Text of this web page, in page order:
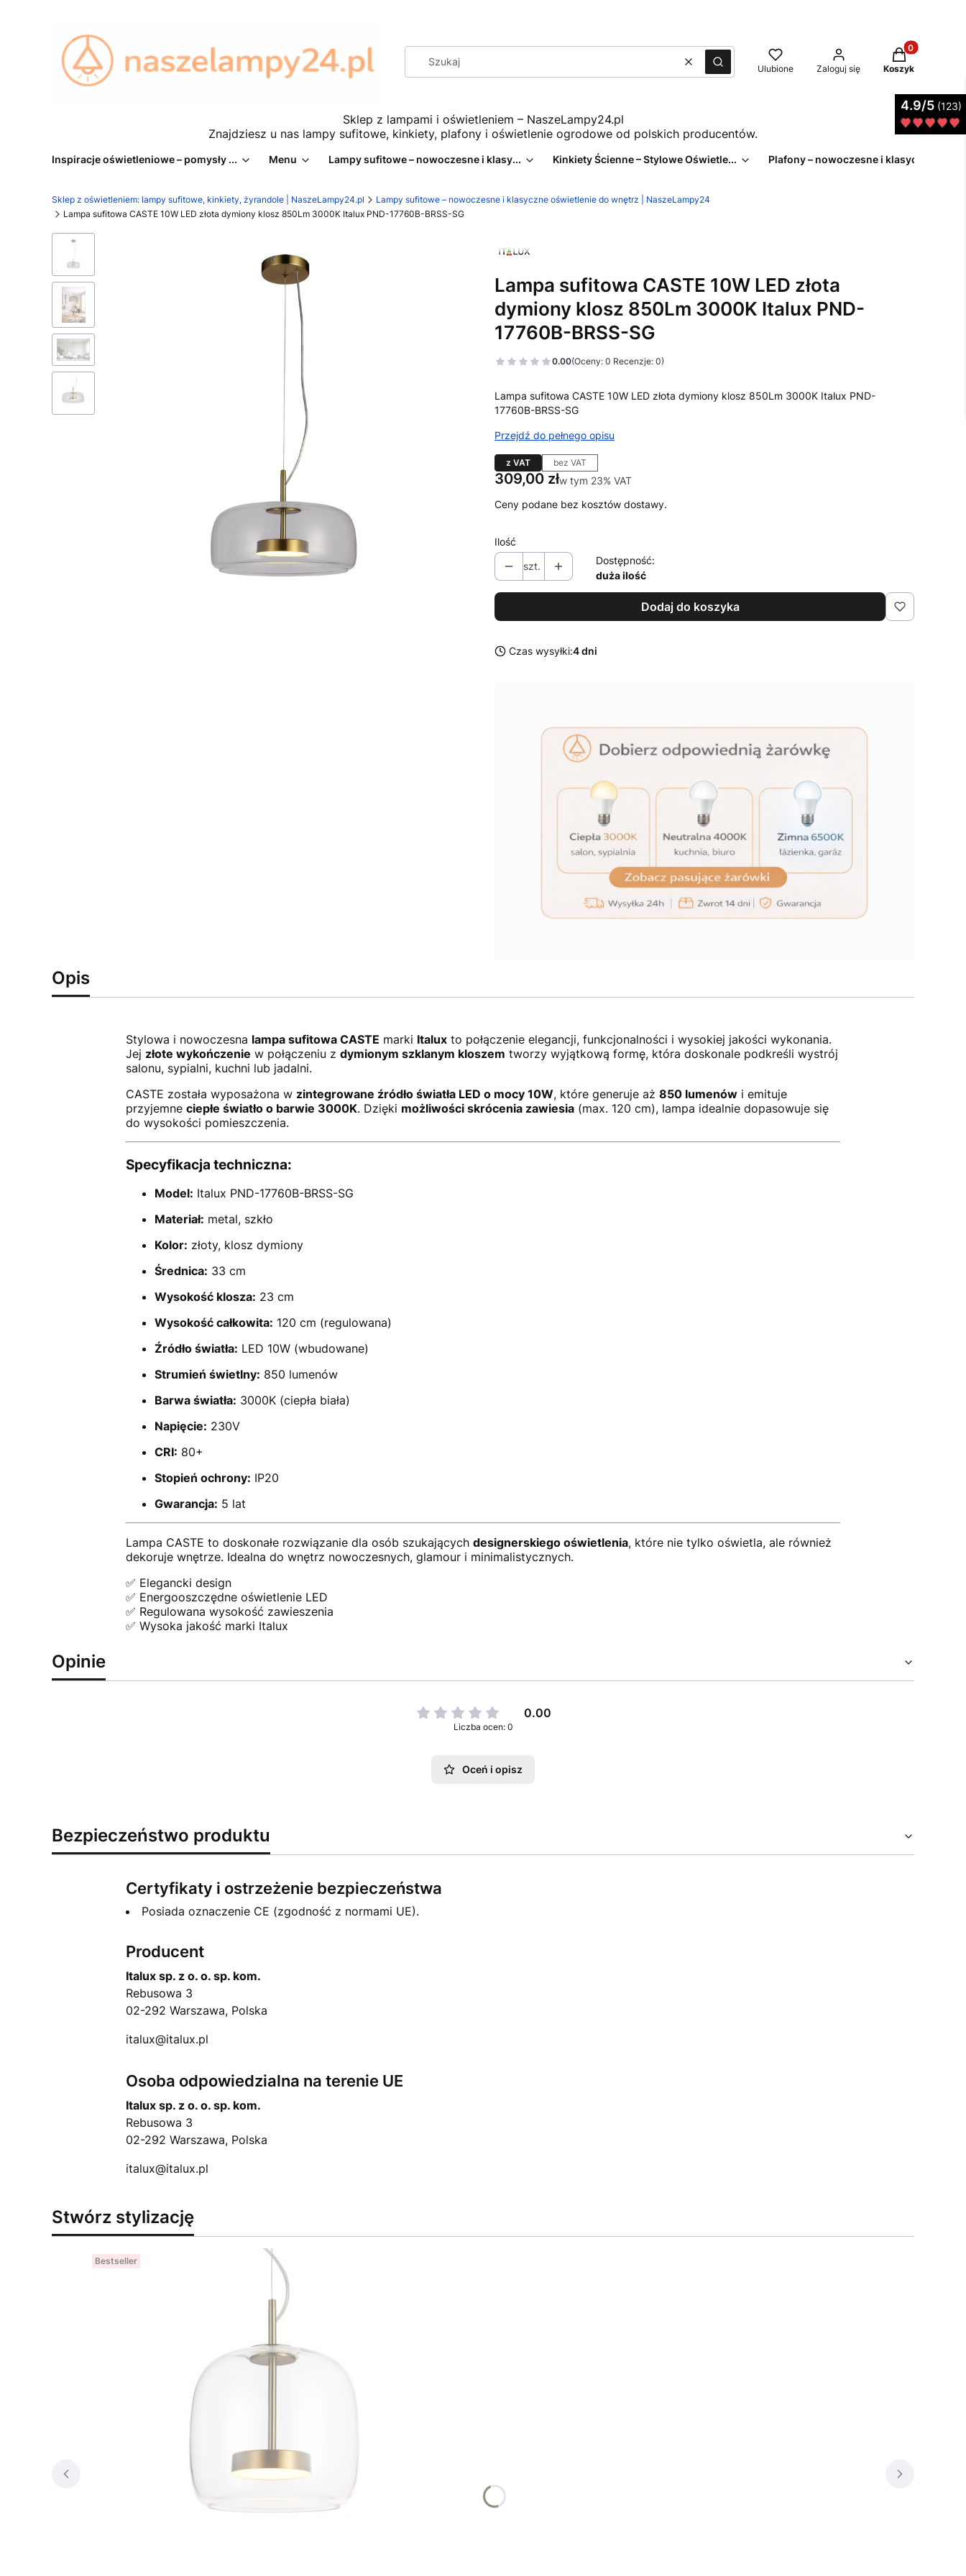
WyczyśćSzukaj Ulubione Zaloguj się
Produkty w
Koszyk
Sklep z lampami i oświetleniem – NaszeLampy24.pl
Znajdziesz u nas lampy sufitowe, kinkiety, plafony i oświetlenie ogrodowe od polskich producentów.
Inspiracje oświetleniowe – pomysły ... Menu Lampy sufitowe – nowoczesne i klasy... Kinkiety Ścienne – Stylowe Oświetle... Plafony – nowoczesne i klasyczne pl...
Sklep z oświetleniem: lampy sufitowe, kinkiety, żyrandole | NaszeLampy24.pl
Lampy sufitowe – nowoczesne i klasyczne oświetlenie do wnętrz | NaszeLampy24
Lampa sufitowa CASTE 10W LED złota dymiony klosz 850Lm 3000K Italux PND-17760B-BRSS-SG
Lampa sufitowa CASTE 10W LED złota
dymiony klosz 850Lm 3000K Italux PND-
17760B-BRSS-SG
0.00(Oceny: 0 Recenzje: 0)
Lampa sufitowa CASTE 10W LED złota dymiony klosz 850Lm 3000K Italux PND-
17760B-BRSS-SG
Przejdź do pełnego opisu
z VAT bez VAT
Cena
309,00 złw tym 23% VAT
w tym 23% VAT
Ceny podane bez kosztów dostawy.
Ilość
szt.
Dostępność:
duża ilość
Dodaj do koszyka
Czas wysyłki:4 dni
Opis
Stylowa i nowoczesna lampa sufitowa CASTE marki Italuxto połączenie elegancji, funkcjonalności i wysokiej jakości wykonania.
Jej złote wykończenie w połączeniu z dymionym szklanym kloszem tworzy wyjątkową formę, która doskonale podkreśli wystrój
salonu, sypialni, kuchni lub jadalni.
CASTE została wyposażona w zintegrowane źródło światła LED o mocy 10W, które generuje aż 850 lumenówi emituje
przyjemne ciepłe światło o barwie 3000K. Dzięki możliwości skrócenia zawiesia(max. 120 cm), lampa idealnie dopasowuje się
do wysokości pomieszczenia.
Specyfikacja techniczna:
Model: Italux PND-17760B-BRSS-SG
Materiał: metal, szkło
Kolor: złoty, klosz dymiony
Średnica: 33 cm
Wysokość klosza: 23 cm
Wysokość całkowita: 120 cm (regulowana)
Źródło światła: LED 10W (wbudowane)
Strumień świetlny: 850 lumenów
Barwa światła: 3000K (ciepła biała)
Napięcie: 230V
CRI: 80+
Stopień ochrony: IP20
Gwarancja: 5 lat
Lampa CASTE to doskonałe rozwiązanie dla osób szukających designerskiego oświetlenia, które nie tylko oświetla, ale również
dekoruje wnętrze. Idealna do wnętrz nowoczesnych, glamour i minimalistycznych.
✅ Elegancki design
✅ Energooszczędne oświetlenie LED
✅ Regulowana wysokość zawieszenia
✅ Wysoka jakość marki Italux
Opinie
0.00
Liczba ocen: 0
Oceń i opisz
Bezpieczeństwo produktu
Certyfikaty i ostrzeżenie bezpieczeństwa
Posiada oznaczenie CE (zgodność z normami UE).
Producent
Italux sp. z o. o. sp. kom.
Rebusowa 3
02-292 Warszawa, Polska
italux@italux.pl
Osoba odpowiedzialna na terenie UE
Italux sp. z o. o. sp. kom.
Rebusowa 3
02-292 Warszawa, Polska
italux@italux.pl
Stwórz stylizację
Bestseller
4.9/5 (123)